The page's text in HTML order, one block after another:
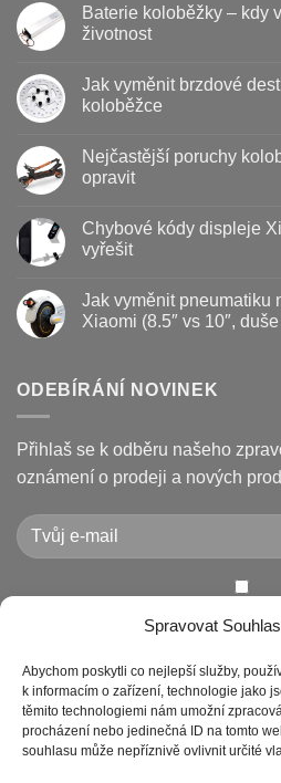
Spravovat
Abychom poskytli co nejlepší služby,
k informacím o zařízení, technologie jako
těmito technologiemi nám umožní
procházení nebo jedinečná ID na tomto
souhlasu může nepříznivě ovlivnit určité
Baterie koloběžky – kdy
životnost
textu
s
koloběžky
kdy
jak
prodloužit
životnost
Jak vyměnit brzdové
koloběžce
u
textu
s
vyměnit
brzdové
destičky
na
koloběžce
Nejčastější poruchy
opravit
u
textu
s
poruchy
koloběžek
Kugoo
opravit
Chybové kódy displeje
vyřešit
textu
s
displeje
Xiaomi
Pro
a
jak
je
Jak vyměnit pneumatiku
Xiaomi (8.5″ vs 10″,
textu
s
vyměnit
pneumatiku
na
elektrokoloběžce
(8.5″
vs
10″,
duše
ODEBÍRÁNÍ NOVINEK
Přihlaš se k odběru našeho
oznámení o prodeji a nových
Chcete-li odeslat tento formulář,